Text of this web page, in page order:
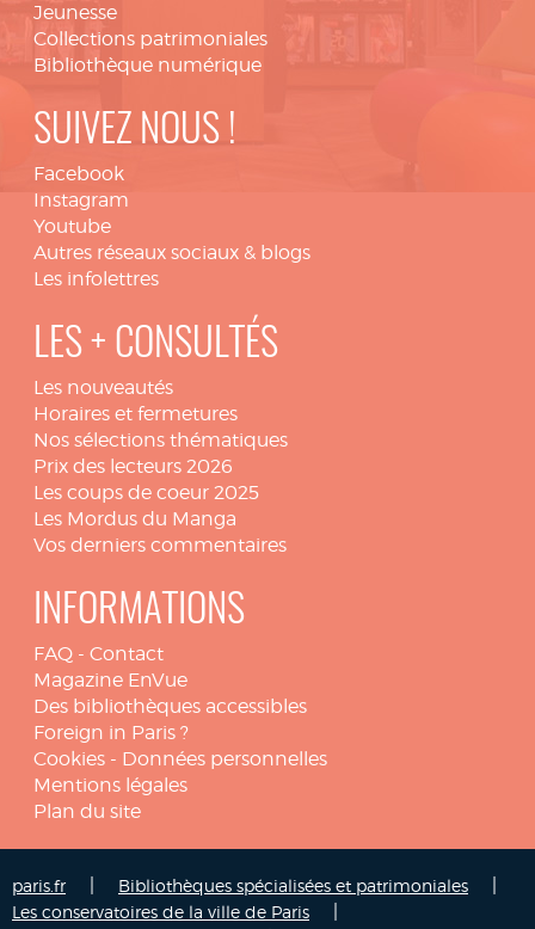
Jeunesse
Collections patrimoniales
Bibliothèque numérique
SUIVEZ NOUS !
Facebook
Instagram
Youtube
Autres réseaux sociaux & blogs
Les infolettres
LES + CONSULTÉS
Les nouveautés
Horaires et fermetures
Nos sélections thématiques
Prix des lecteurs 2026
Les coups de coeur 2025
Les Mordus du Manga
Vos derniers commentaires
INFORMATIONS
FAQ - Contact
Magazine EnVue
Des bibliothèques accessibles
Foreign in Paris ?
Cookies - Données personnelles
Mentions légales
Plan du site
paris.fr Bibliothèques spécialisées et patrimoniales
Les conservatoires de la ville de Paris